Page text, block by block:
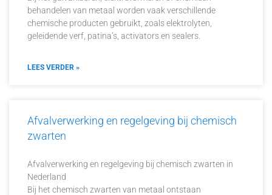
behandelen van metaal worden vaak verschillende
chemische producten gebruikt, zoals elektrolyten,
geleidende verf, patina’s, activators en sealers.
LEES VERDER »
Afvalverwerking en regelgeving bij chemisch
zwarten
Afvalverwerking en regelgeving bij chemisch zwarten in
Nederland
Bij het chemisch zwarten van metaal ontstaan